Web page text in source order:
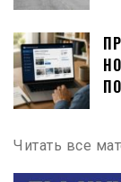
Читать все